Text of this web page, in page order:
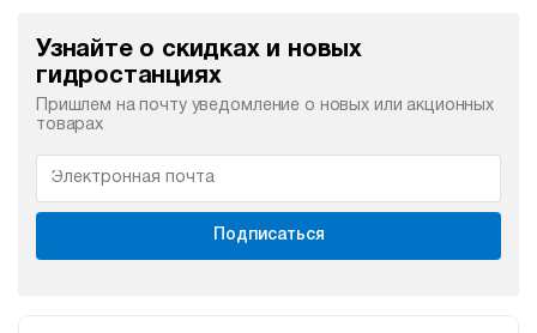
Узнайте о скидках и новых
гидростанциях
Пришлем на почту уведомление о новых или акционных
товарах
Подписаться